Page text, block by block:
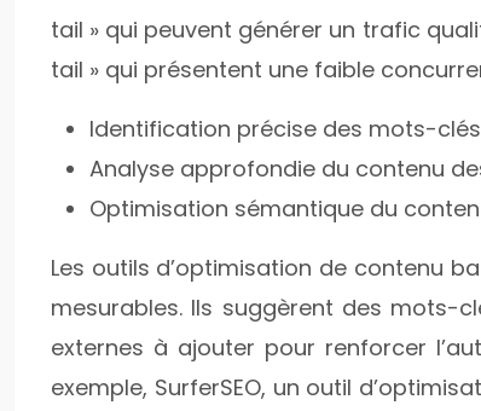
tail » qui peuvent générer un trafic
tail » qui présentent une faible
Identification précise des mots-
Analyse approfondie du contenu
Optimisation sémantique du
Les outils d’optimisation de contenu
mesurables. Ils suggèrent des mots-
externes à ajouter pour renforcer
exemple, SurferSEO, un outil